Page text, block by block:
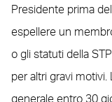
Presidente prima
espellere un
o gli statuti della
per altri gravi
generale entro 30